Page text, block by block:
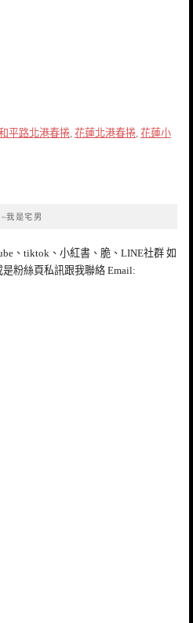
平路北港春捲, 花蓮北港春捲, 花蓮小
~我是宅男
、tiktok、小紅書、脆、LINE社群 如
是粉絲頁私訊跟我聯絡 Email: